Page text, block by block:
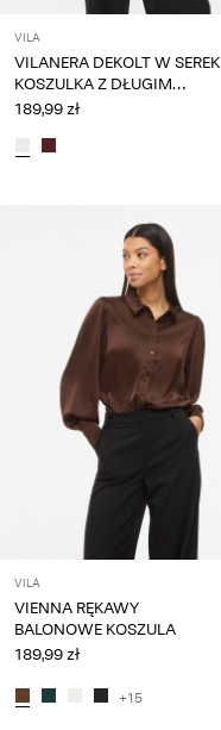
VILA
VILANERA DEKOLT W SEREK
KOSZULKA Z DŁUGIM
RĘKAWEM
189,99 zł
VILA
VIENNA RĘKAWY
BALONOWE KOSZULA
189,99 zł
+15